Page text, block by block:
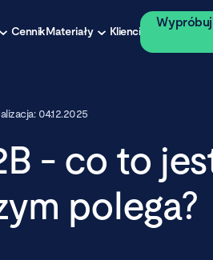
CennikMateriały Klienci
04.12.2025
- co to
polega?